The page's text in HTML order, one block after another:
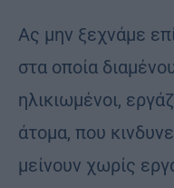
Aς μην ξεχνάμε
στα οποία
ηλικιωμένοι,
άτομα, που
μείνουν χωρίς